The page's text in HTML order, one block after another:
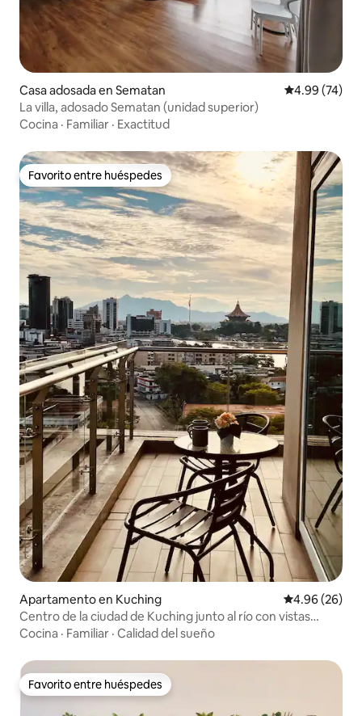
Casa adosada en Sematan Calificación
4.99 (74)
La villa, adosado Sematan (unidad superior)
Cocina · Familiar · Exactitud
Favorito entre huéspedes
Favorito entre huéspedes
Apartamento en Kuching Calificación
4.96 (26)
Centro de la ciudad de Kuching junto al río con vistas
maravillosas
Cocina · Familiar · Calidad del sueño
Favorito entre huéspedes
Favorito entre huéspedes